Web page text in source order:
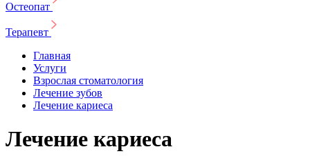
Остеопат
Терапевт
Главная
Услуги
Взрослая стоматология
Лечение зубов
Лечение кариеса
Лечение кариеса